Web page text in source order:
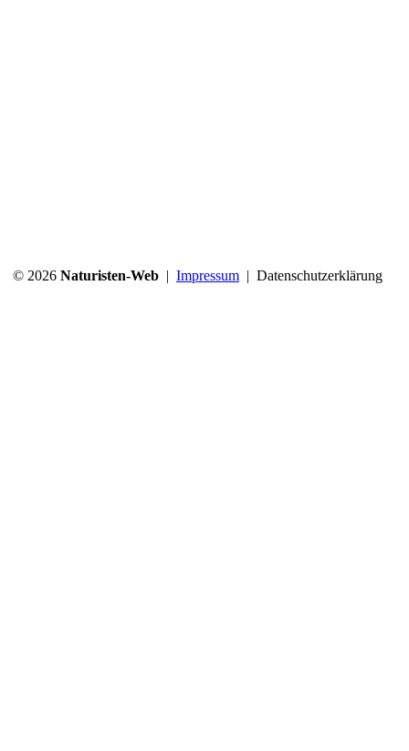
© 2026 Naturisten-Web | Impressum | Datenschutzerklärung